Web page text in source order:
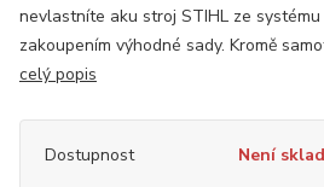
nevlastníte aku stroj STIHL ze
zakoupením výhodné sady. Kromě
celý popis
Dostupnost Není